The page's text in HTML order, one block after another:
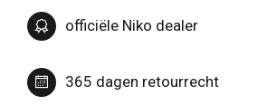
officiële Niko dealer
365 dagen retourrecht